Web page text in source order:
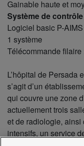
Gainable haute et
Système de
Logiciel basic P-
1 système
Télécommande filaire
L’hôpital de Persada
s’agit d’un
qui couvre une zone
actuellement trois
et de radiologie,
intensifs, un service